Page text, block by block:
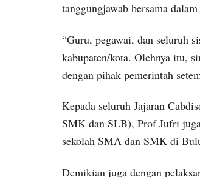
tanggungjawab bersama
“Guru, pegawai, dan seluruh
kabupaten/kota. Olehnya itu,
dengan pihak pemerintah
Kepada seluruh Jajaran
SMK dan SLB), Prof Jufri
sekolah SMA dan SMK di
Demikian juga dengan